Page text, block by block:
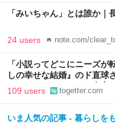
「みいちゃん」とは誰か｜
24 users note.com/
「小説ってどこにニーズ
しの幸せな結婚』のド直球
ヒットしているという事実
109 users togetter.com
いま人気の記事 - 暮らしを